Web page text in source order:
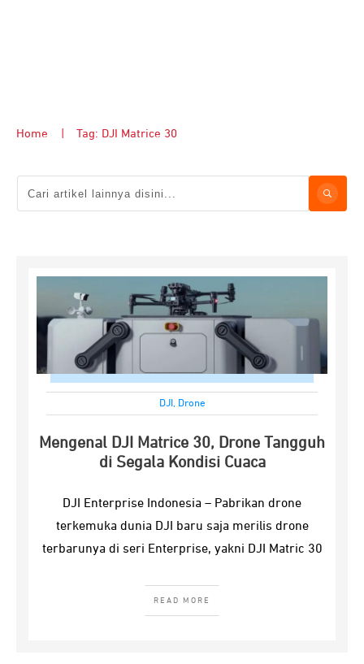
Home Tag: DJI Matrice 30
DJI , Drone
Mengenal DJI Matrice 30, Drone Tangguh
di Segala Kondisi Cuaca
DJI Enterprise Indonesia – Pabrikan drone
terkemuka dunia DJI baru saja merilis drone
terbarunya di seri Enterprise, yakni DJI Matric 30
READ MORE